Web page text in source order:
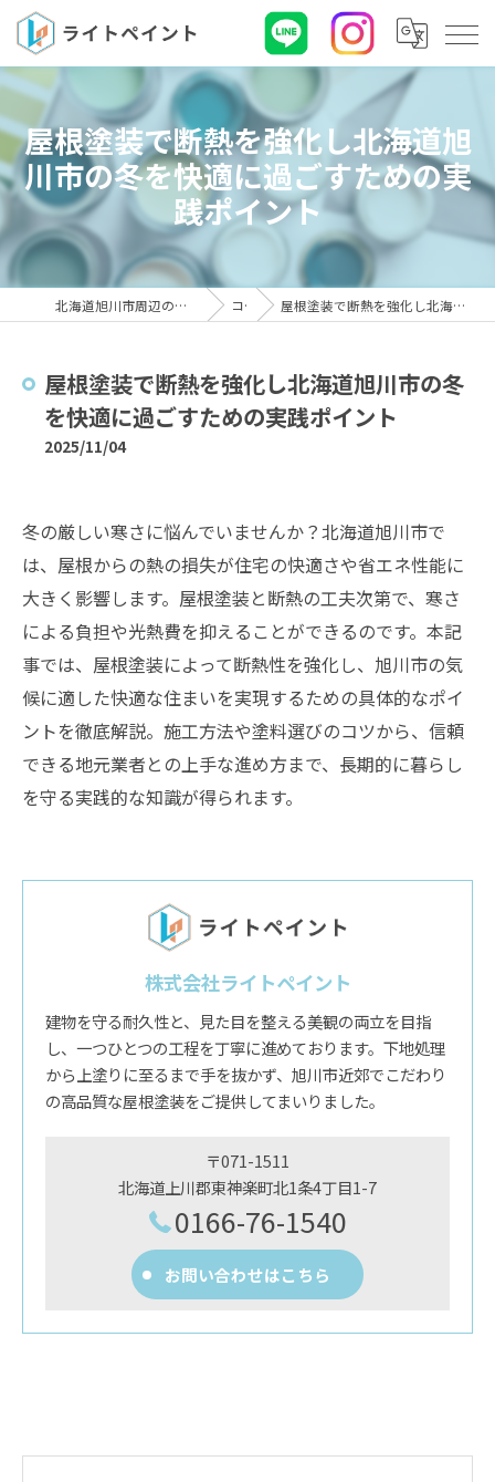
屋根塗装で断熱を強化し北海道旭
川市の冬を快適に過ごすための実
践ポイント
北海道旭川市周辺の屋根塗装なら株式会社ライトペイント コラム 屋根塗装で断熱を強化し北海道旭川市の冬を快適に過ごすための実践ポイント
屋根塗装で断熱を強化し北海道旭川市の冬
を快適に過ごすための実践ポイント
2025/11/04
冬の厳しい寒さに悩んでいませんか？北海道旭川市で
は、屋根からの熱の損失が住宅の快適さや省エネ性能に
大きく影響します。屋根塗装と断熱の工夫次第で、寒さ
による負担や光熱費を抑えることができるのです。本記
事では、屋根塗装によって断熱性を強化し、旭川市の気
候に適した快適な住まいを実現するための具体的なポイ
ントを徹底解説。施工方法や塗料選びのコツから、信頼
できる地元業者との上手な進め方まで、長期的に暮らし
を守る実践的な知識が得られます。
株式会社ライトペイント
建物を守る耐久性と、見た目を整える美観の両立を目指
し、一つひとつの工程を丁寧に進めております。下地処理
から上塗りに至るまで手を抜かず、旭川市近郊でこだわり
の高品質な屋根塗装をご提供してまいりました。
〒071-1511
北海道上川郡東神楽町北1条4丁目1-7
0166-76-1540
お問い合わせはこちら